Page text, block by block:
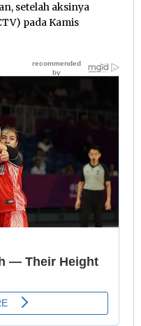
setelah aksinya
pada Kamis